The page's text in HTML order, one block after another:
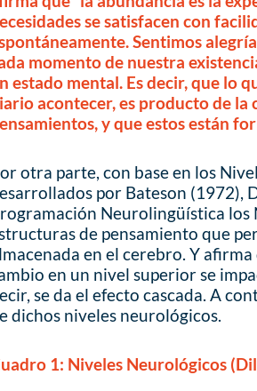
se satisfacen con
Sentimos
momento de nuestra
estado mental. Es decir, que lo
acontecer, es producto de la
y que estos están
otra parte, con base en los
por Bateson (1972),
Neurolingüística los
de pensamiento que
en el cerebro. Y
en un nivel superior se
se da el efecto cascada. A
dichos niveles neurológicos.
1: Niveles Neurológicos